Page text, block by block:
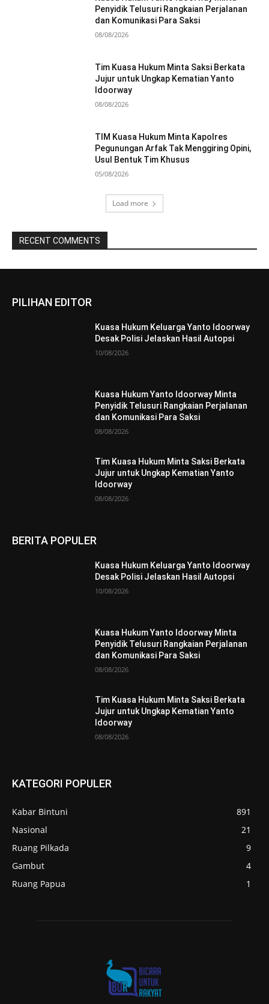
Penyidik Telusuri Rangkaian Perjalanan
dan Komunikasi Para Saksi
08/08/2026
Tim Kuasa Hukum Minta Saksi Berkata
Jujur untuk Ungkap Kematian Yanto
Idoorway
08/08/2026
TIM Kuasa Hukum Minta Kapolres
Pegunungan Arfak Tak Menggiring Opini,
Usul Bentuk Tim Khusus
05/08/2026
Load more
RECENT COMMENTS
PILIHAN EDITOR
Kuasa Hukum Keluarga Yanto Idoorway
Desak Polisi Jelaskan Hasil Autopsi
10/08/2026
Kuasa Hukum Yanto Idoorway Minta
Penyidik Telusuri Rangkaian Perjalanan
dan Komunikasi Para Saksi
08/08/2026
Tim Kuasa Hukum Minta Saksi Berkata
Jujur untuk Ungkap Kematian Yanto
Idoorway
08/08/2026
BERITA POPULER
Kuasa Hukum Keluarga Yanto Idoorway
Desak Polisi Jelaskan Hasil Autopsi
10/08/2026
Kuasa Hukum Yanto Idoorway Minta
Penyidik Telusuri Rangkaian Perjalanan
dan Komunikasi Para Saksi
08/08/2026
Tim Kuasa Hukum Minta Saksi Berkata
Jujur untuk Ungkap Kematian Yanto
Idoorway
08/08/2026
KATEGORI POPULER
Kabar Bintuni
891
Nasional
21
Ruang Pilkada
9
Gambut
4
Ruang Papua
1